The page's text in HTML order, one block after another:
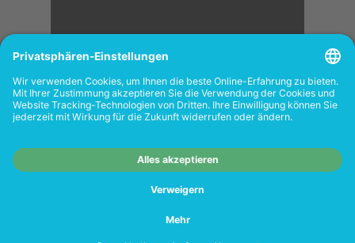
<
FOLGEN SIE UNS
Shops richtet sich nicht an Wiederverkäufer.
www.tonerhersteller.de